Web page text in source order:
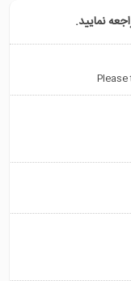
نمایید.